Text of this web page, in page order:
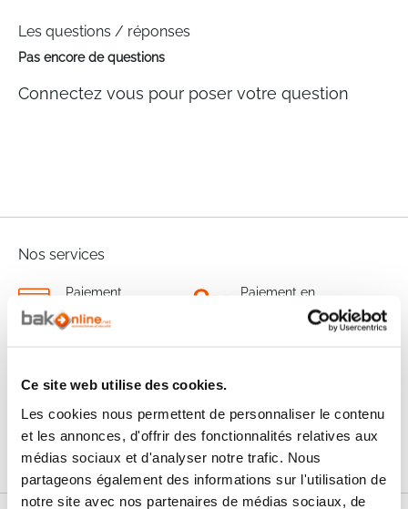
Ce site web utilise des cookies.
Les cookies nous permettent de personnaliser le contenu
et les annonces, d'offrir des fonctionnalités relatives aux
médias sociaux et d'analyser notre trafic. Nous
partageons également des informations sur l'utilisation de
notre site avec nos partenaires de médias sociaux, de
Les questions / réponses
Pas encore de questions
Connectez vous pour poser votre question
Nos services
Paiement
100% sécurisé
Paiement en
3x sans frais